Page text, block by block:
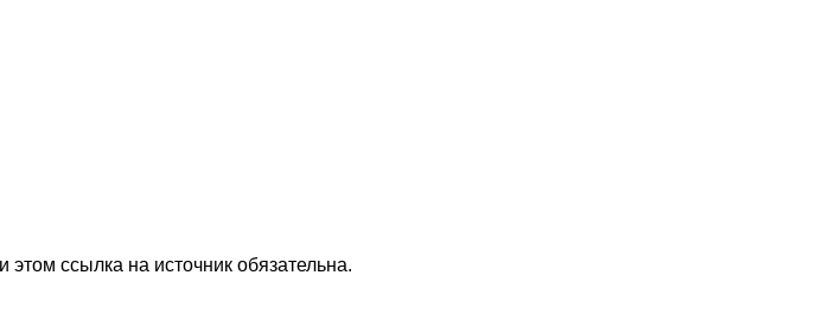
ссылка на источник обязательна.